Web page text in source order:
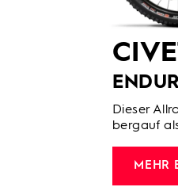
Dieser
bergauf
MEHR